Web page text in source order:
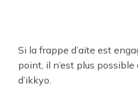
Si la frappe d’aite est
point, il n’est plus
d’ikkyo.